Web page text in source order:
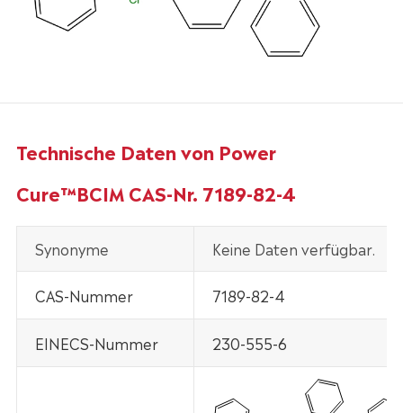
Technische Daten von Power
Cure™BCIM CAS-Nr. 7189-82-4
Synonyme Keine Daten verfügbar.
CAS-Nummer 7189-82-4
EINECS-Nummer 230-555-6